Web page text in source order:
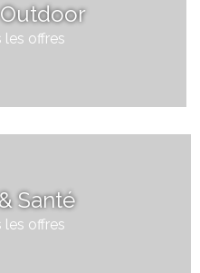
les offres
Santé
les offres